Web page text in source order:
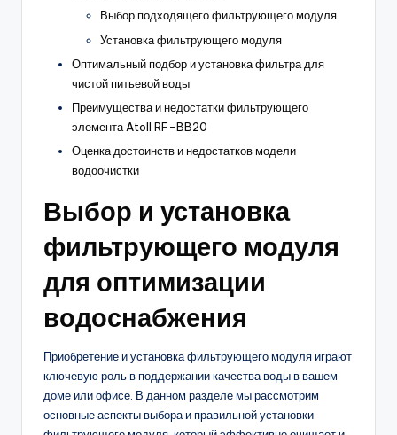
Выбор подходящего фильтрующего модуля
Установка фильтрующего модуля
Оптимальный подбор и установка фильтра для
чистой питьевой воды
Преимущества и недостатки фильтрующего
элемента Atoll RF-BB20
Оценка достоинств и недостатков модели
водоочистки
Выбор и установка
фильтрующего модуля
для оптимизации
водоснабжения
Приобретение и установка фильтрующего модуля играют
ключевую роль в поддержании качества воды в вашем
доме или офисе. В данном разделе мы рассмотрим
основные аспекты выбора и правильной установки